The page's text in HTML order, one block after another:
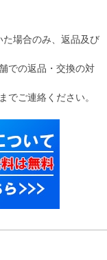
場合のみ、返品及び
での返品・交換の対
でご連絡ください。